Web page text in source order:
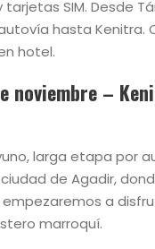
SIM. Desde
hasta Kenitra.
hotel.
noviembre –
larga etapa por
de Agadir,
a
marroquí.